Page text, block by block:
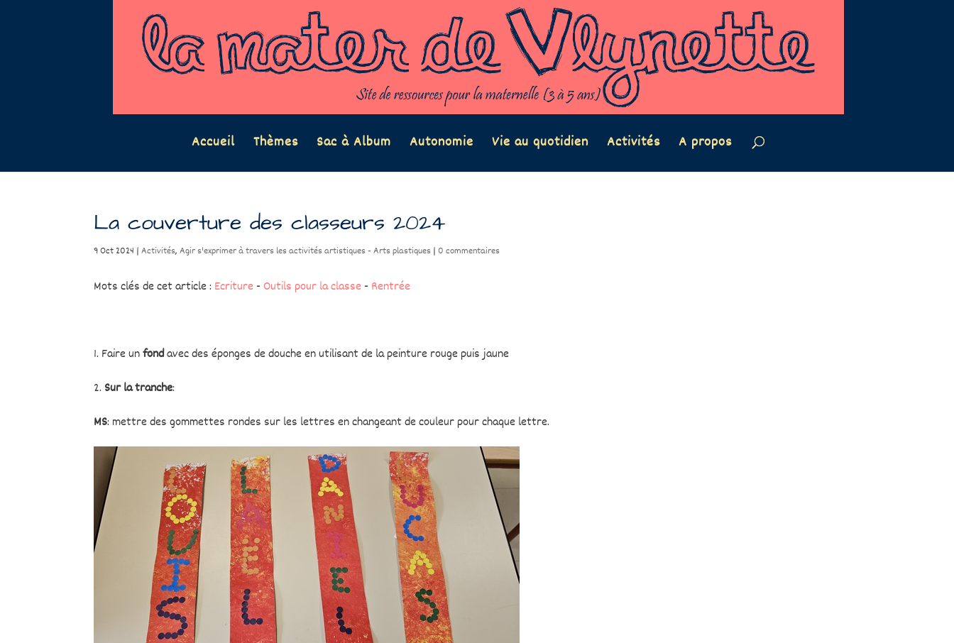
Accueil Thèmes Sac à Album Autonomie Vie au quotidien Activités A propos
La couverture des classeurs 2024
9 Oct 2024 | Activités, Agir s'exprimer à travers les activités artistiques - Arts plastiques | 0 commentaires
Mots clés de cet article : Ecriture - Outils pour la classe - Rentrée
1. Faire unfondavec des éponges de douche en utilisant de la peinture rouge puis jaune
2. Sur la tranche:
MS: mettre des gommettes rondes sur les lettres en changeant de couleur pour chaque lettre.